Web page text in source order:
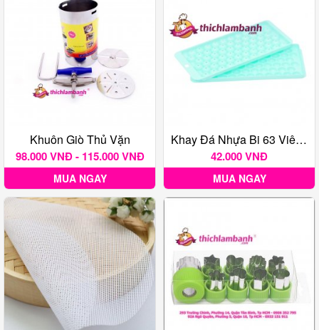
Khuôn Giò Thủ Vặn
98.000 VNĐ - 115.000 VNĐ
MUA NGAY
Khay Đá Nhựa Bi 63 Viên - HPL 69
42.000 VNĐ
MUA NGAY